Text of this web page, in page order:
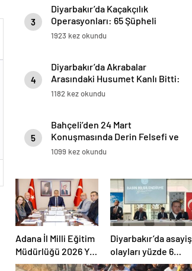
3
Diyarbakır’da Kaçakçılık
Operasyonları: 65 Şüpheli
Yakalandı
1923 kez okundu
4
Diyarbakır’da Akrabalar
Arasındaki Husumet Kanlı Bitti:
21 Yaşında Genç Adam Hayatını
1182 kez okundu
5
Bahçeli’den 24 Mart
Konuşmasında Derin Felsefi ve
Stratejik Vizyon: “İnsan
1099 kez okundu
Adana İl Milli Eğitim
Müdürlüğü 2026 Yılı
Yatırım Programı
Diyarbakır’da asayiş
olayları yüzde 6
azaldı, aydınlatma